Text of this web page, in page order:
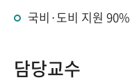
국비·도비 지원
담당교수